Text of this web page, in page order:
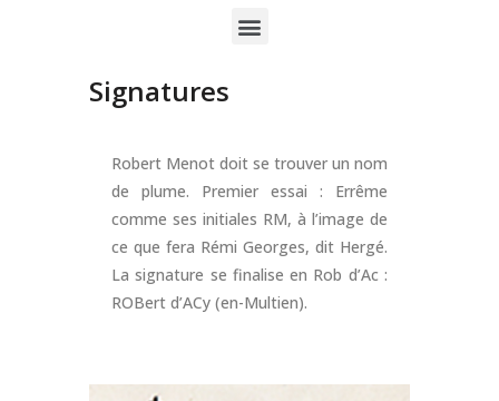
Signatures
Robert Menot doit se trouver un nom
de plume. Premier essai : Errême
comme ses initiales RM, à l’image de
ce que fera Rémi Georges, dit Hergé.
La signature se finalise en Rob d’Ac :
ROBert d’ACy (en-Multien).